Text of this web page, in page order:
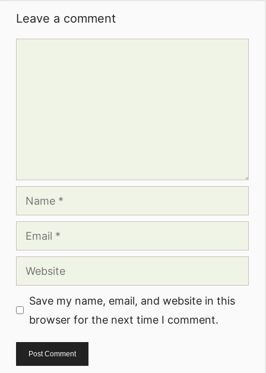
Leave a comment
Name
Email
Website
Save my name, email, and website in this
browser for the next time I comment.